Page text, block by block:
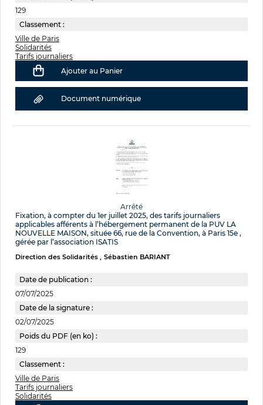
129
Classement :
Ville de Paris
Solidarités
Tarifs journaliers
Ajouter au Panier
Document numérique
Arrêté
Fixation, à compter du 1er juillet 2025, des tarifs journaliers
applicables afférents à l’hébergement permanent de la PUV LA
NOUVELLE MAISON, située 66, rue de la Convention, à Paris 15e ,
gérée par l’association ISATIS
Direction des Solidarités Sébastien BARIANT
Date de publication :
07/07/2025
Date de la signature :
02/07/2025
Poids du PDF (en ko) :
129
Classement :
Ville de Paris
Tarifs journaliers
Solidarités